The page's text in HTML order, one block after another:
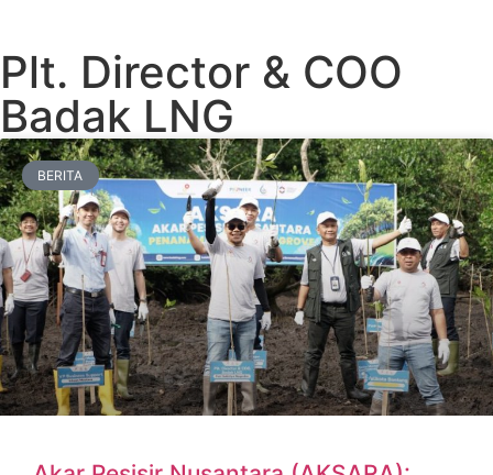
Plt. Director & COO
Badak LNG
BERITA